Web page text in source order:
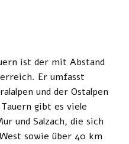
ist der mit Abstand
Er umfasst
und der Ostalpen
gibt es viele
und Salzach, die sich
sowie über 40 km